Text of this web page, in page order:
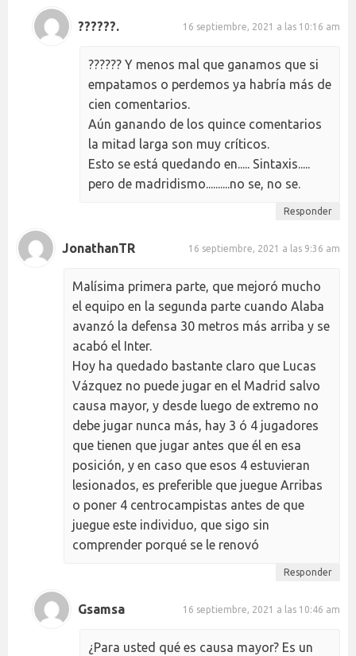
??????. 16 septiembre, 2021 a las 10:16 am
?????? Y menos mal que ganamos que si
empatamos o perdemos ya habría más de
cien comentarios.
Aún ganando de los quince comentarios
la mitad larga son muy críticos.
Esto se está quedando en..... Sintaxis.....
pero de madridismo..........no se, no se.
Responder
JonathanTR 16 septiembre, 2021 a las 9:36 am
Malísima primera parte, que mejoró mucho
el equipo en la segunda parte cuando Alaba
avanzó la defensa 30 metros más arriba y se
acabó el Inter.
Hoy ha quedado bastante claro que Lucas
Vázquez no puede jugar en el Madrid salvo
causa mayor, y desde luego de extremo no
debe jugar nunca más, hay 3 ó 4 jugadores
que tienen que jugar antes que él en esa
posición, y en caso que esos 4 estuvieran
lesionados, es preferible que juegue Arribas
o poner 4 centrocampistas antes de que
juegue este individuo, que sigo sin
comprender porqué se le renovó
Responder
Gsamsa 16 septiembre, 2021 a las 10:46 am
¿Para usted qué es causa mayor? Es un